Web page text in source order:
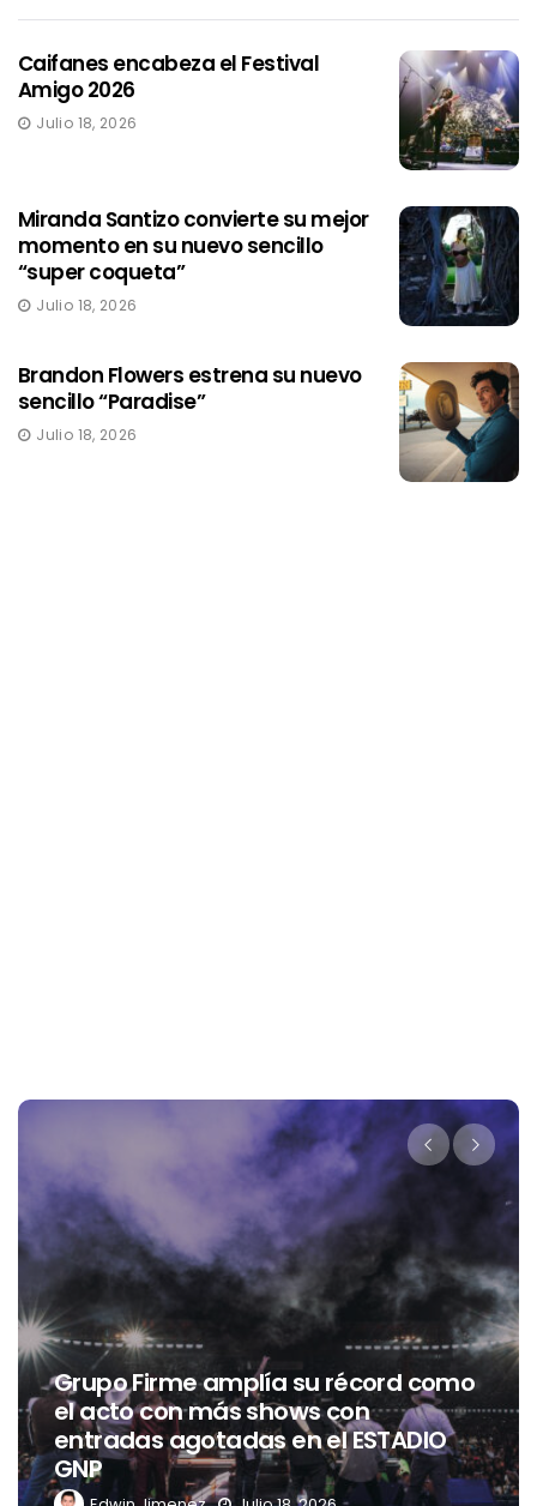
Caifanes encabeza el Festival
Amigo 2026
Julio 18, 2026
Miranda Santizo convierte su mejor
momento en su nuevo sencillo
“super coqueta”
Julio 18, 2026
Brandon Flowers estrena su nuevo
sencillo “Paradise”
Julio 18, 2026
Entrevista con PSYCHIC FEVER from
EXILE TRIBE